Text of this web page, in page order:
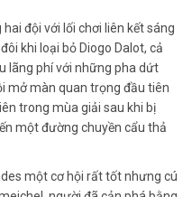
đội với lối chơi liên kết sáng
khi loại bỏ Diogo Dalot, cả
lãng phí với những pha dứt
mở màn quan trọng đầu tiên
trong mùa giải sau khi bị
​​một đường chuyền cẩu thả
một cơ hội rất tốt nhưng cú